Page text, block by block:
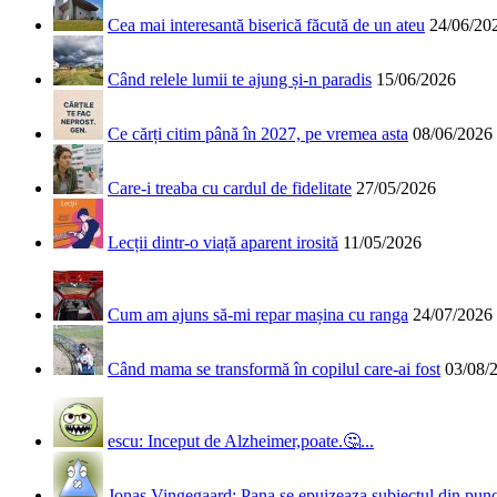
Cea mai interesantă biserică făcută de un ateu 24/06/
Când relele lumii te ajung și-n paradis 15/06/2026
Ce cărți citim până în 2027, pe vremea asta 08/06/2026
Care-i treaba cu cardul de fidelitate 27/05/2026
Lecții dintr-o viață aparent irosită 11/05/2026
Cum am ajuns să-mi repar mașina cu ranga 24/07/2026
Când mama se transformă în copilul care-ai fost 03/08/
escu: Inceput de Alzheimer,poate.🤔...